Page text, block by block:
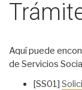
Aquí puede
de Servicios
[SS01]